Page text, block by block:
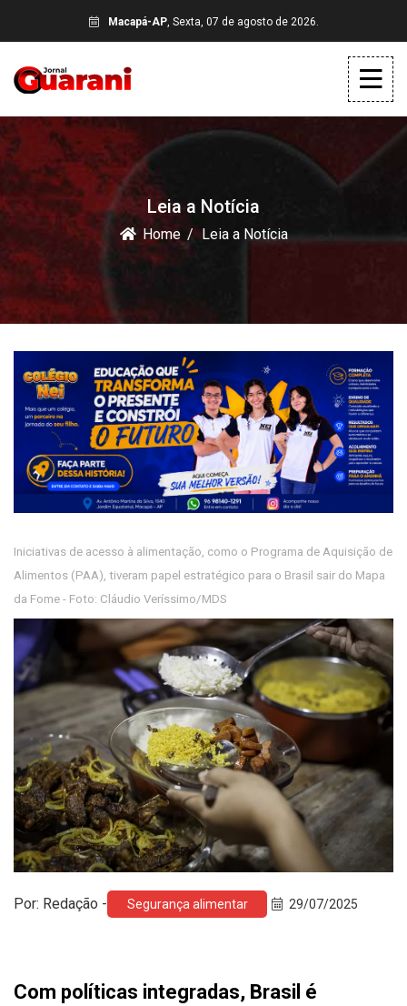
Macapá-AP, Sexta, 07 de agosto de 2026.
Leia a Notícia
Home Leia a Notícia
Iniciativas de acesso à alimentação, como o Programa de Aquisição de
Alimentos (PAA), tiveram papel estratégico para o Brasil sair do Mapa
da Fome - Foto: Cláudio Veríssimo/MDS
Por: Redação - Segurança alimentar 29/07/2025
Com políticas integradas, Brasil é